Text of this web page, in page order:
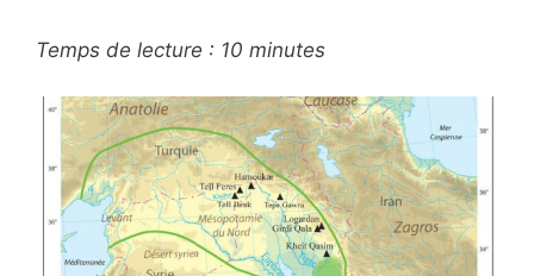
Temps de lecture : 10 minutes